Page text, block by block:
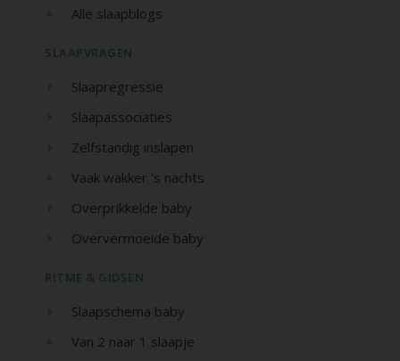
Alle slaapblogs
Slaapregressie
Slaapassociaties
Zelfstandig inslapen
Vaak wakker 's nachts
Overprikkelde baby
Oververmoeide baby
Slaapschema baby
Van 2 naar 1 slaapje